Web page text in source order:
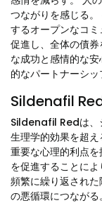
つながりを感じる
するオープンなコ
促進し、全体の債
な成功と感情的な
的なパートナーシ
Sildenafil
Sildenafil Redは、
生理学的効果を超
重要な心理的利点
を促進することに
頻繁に繰り返され
の悪循環につなが